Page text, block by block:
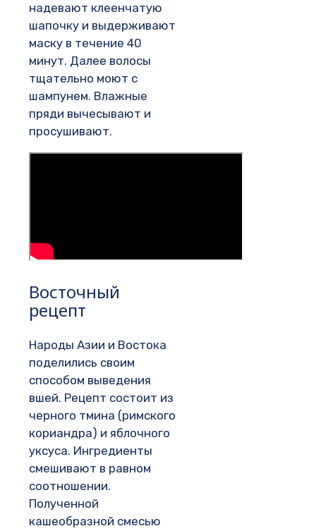
надевают клеенчатую
шапочку и выдерживают
маску в течение 40
минут. Далее волосы
тщательно моют с
шампунем. Влажные
пряди вычесывают и
просушивают.
Восточный
рецепт
Народы Азии и Востока
поделились своим
способом выведения
вшей. Рецепт состоит из
черного тмина (римского
кориандра) и яблочного
уксуса. Ингредиенты
смешивают в равном
соотношении.
Полученной
кашеобразной смесью